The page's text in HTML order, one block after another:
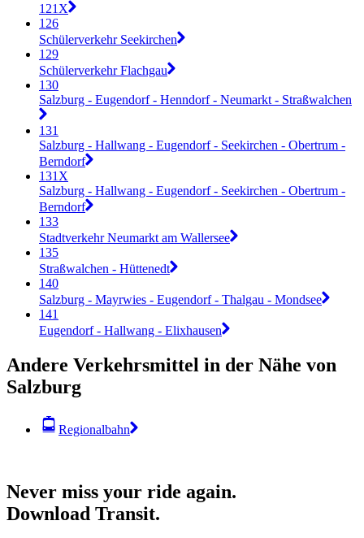
121X
126
Schülerverkehr Seekirchen
129
Schülerverkehr Flachgau
130
Salzburg - Eugendorf - Henndorf - Neumarkt - Straßwalchen
131
Salzburg - Hallwang - Eugendorf - Seekirchen - Obertrum -
Berndorf
131X
Salzburg - Hallwang - Eugendorf - Seekirchen - Obertrum -
Berndorf
133
Stadtverkehr Neumarkt am Wallersee
135
Straßwalchen - Hüttenedt
140
Salzburg - Mayrwies - Eugendorf - Thalgau - Mondsee
141
Eugendorf - Hallwang - Elixhausen
Andere Verkehrsmittel in der Nähe von
Salzburg
Regionalbahn
Never miss your ride again.
Download Transit.